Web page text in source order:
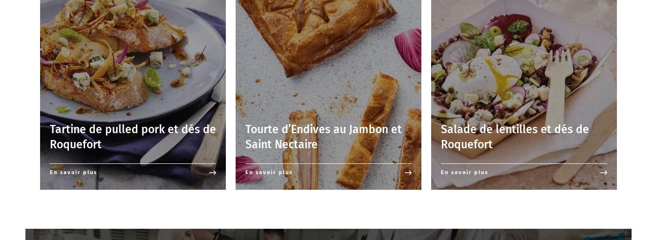
Tartine de pulled pork et dés de
Roquefort
En savoir plus
Tourte d’Endives au Jambon et
Saint Nectaire
En savoir plus
Salade de lentilles et dés de
Roquefort
En savoir plus